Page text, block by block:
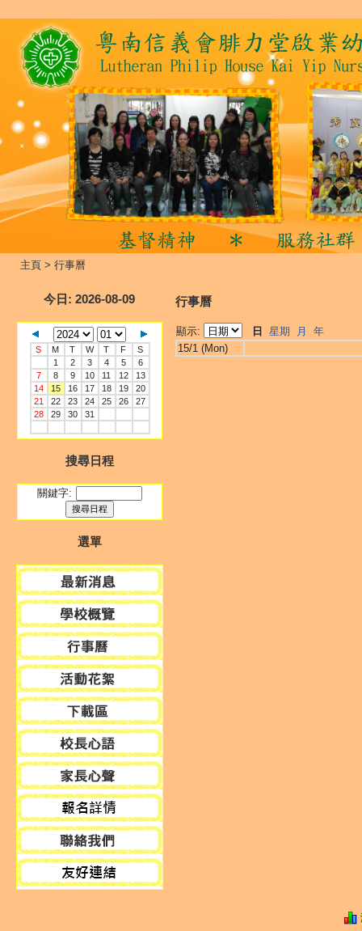
主頁 > 行事曆
今日 : 2026-08-09
S M T W T F
S
1
2 3 4 5
6
7
8 9 10 11 12
13
14
15 16 17 18 19
20
21
22 23 24 25 26
27
28
29 30 31
搜尋日程
關鍵字:
選單
行事曆
顯示: 日 星期 月
年
15/1 (Mon)